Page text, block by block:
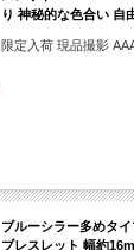
り 神秘的な色合い 自
限定入荷 現品撮影
ブルーシラー多めタ
ブレスレット 幅約